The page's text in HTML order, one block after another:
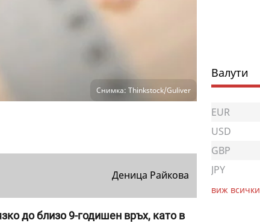
Снимка: Thinkstock/Guliver
Деница Райкова
до близо 9-годишен връх, като в
Валути
EUR
USD
GBP
JPY
виж всички